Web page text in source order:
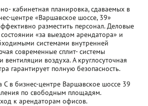
кабинетная планировка, сдаваемых в
центре «Варшавское шоссе, 39»
разместить персонал. Деловые
«за выездом арендатора» и
системами внутренней
современные сплит- системы
воздуха. А круглосуточная
гарантирует полную безопасность.
C в бизнес-центре Варшавское шоссе 39
по свободным площадям.
к арендаторам офисов.